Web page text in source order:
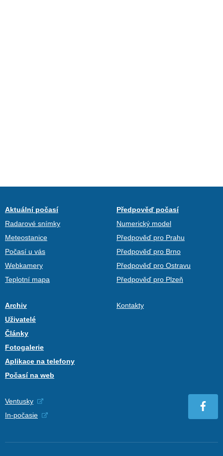
Aktuální počasí
Radarové snímky
Meteostanice
Počasí u vás
Webkamery
Teplotní mapa
Předpověď počasí
Numerický model
Předpověď pro Prahu
Předpověď pro Brno
Předpověď pro Ostravu
Předpověď pro Plzeň
Archiv
Uživatelé
Články
Fotogalerie
Aplikace na telefony
Počasí na web
Kontakty
Ventusky
In-počasie